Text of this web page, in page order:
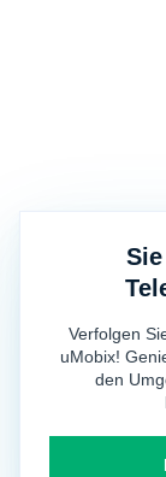
Verfolgen
uMobix!
den